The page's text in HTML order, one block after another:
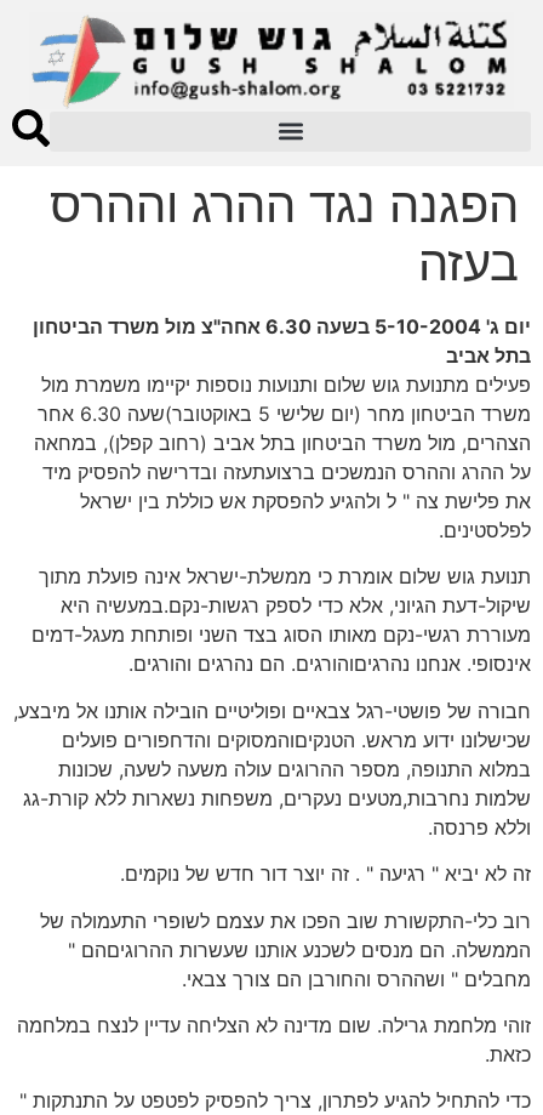
הפגנה נגד ההרג וההרס
בעזה
יום ג' 5-10-2004 בשעה 6.30 אחה"צ מול משרד הביטחון
בתל אביב
פעילים מתנועת גוש שלום ותנועות נוספות יקיימו משמרת מול
משרד הביטחון מחר (יום שלישי 5 באוקטובר)שעה 6.30 אחר
הצהרים, מול משרד הביטחון בתל אביב (רחוב קפלן), במחאה
על ההרג וההרס הנמשכים ברצועתעזה ובדרישה להפסיק מיד
את פלישת צה " ל ולהגיע להפסקת אש כוללת בין ישראל
לפלסטינים.
תנועת גוש שלום אומרת כי ממשלת-ישראל אינה פועלת מתוך
שיקול-דעת הגיוני, אלא כדי לספק רגשות-נקם.במעשיה היא
מעוררת רגשי-נקם מאותו הסוג בצד השני ופותחת מעגל-דמים
אינסופי. אנחנו נהרגיםוהורגים. הם נהרגים והורגים.
חבורה של פושטי-רגל צבאיים ופוליטיים הובילה אותנו אל מיבצע,
שכישלונו ידוע מראש. הטנקיםוהמסוקים והדחפורים פועלים
במלוא התנופה, מספר ההרוגים עולה משעה לשעה, שכונות
שלמות נחרבות,מטעים נעקרים, משפחות נשארות ללא קורת-גג
וללא פרנסה.
זה לא יביא " רגיעה " . זה יוצר דור חדש של נוקמים.
רוב כלי-התקשורת שוב הפכו את עצמם לשופרי התעמולה של
הממשלה. הם מנסים לשכנע אותנו שעשרות ההרוגיםהם "
מחבלים " ושההרס והחורבן הם צורך צבאי.
זוהי מלחמת גרילה. שום מדינה לא הצליחה עדיין לנצח במלחמה
כזאת.
כדי להתחיל להגיע לפתרון, צריך להפסיק לפטפט על התנתקות "